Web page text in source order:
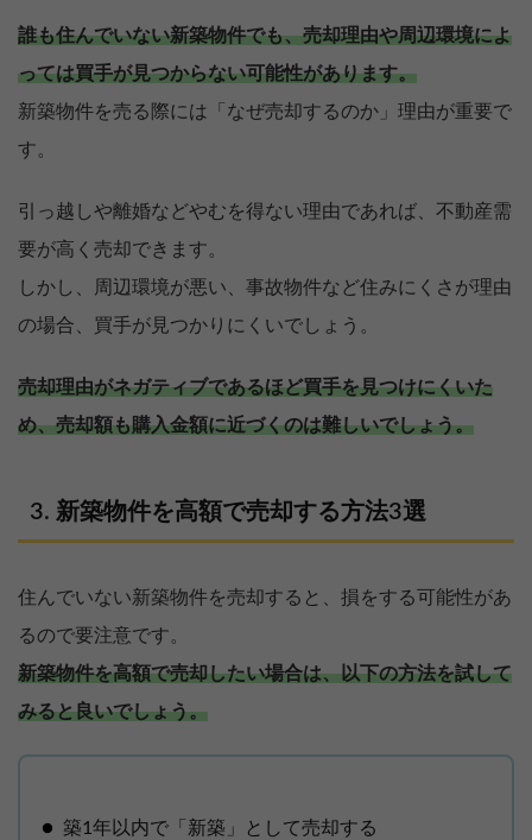
誰も住んでいない新築物件でも、売却理由や周辺環境によ
っては買手が見つからない可能性があります。
新築物件を売る際には「なぜ売却するのか」理由が重要で
す。
引っ越しや離婚などやむを得ない理由であれば、不動産需
要が高く売却できます。
しかし、周辺環境が悪い、事故物件など住みにくさが理由
の場合、買手が見つかりにくいでしょう。
売却理由がネガティブであるほど買手を見つけにくいた
め、売却額も購入金額に近づくのは難しいでしょう。
新築物件を高額で売却する方法3選
住んでいない新築物件を売却すると、損をする可能性があ
るので要注意です。
新築物件を高額で売却したい場合は、以下の方法を試して
みると良いでしょう。
築1年以内で「新築」として売却する